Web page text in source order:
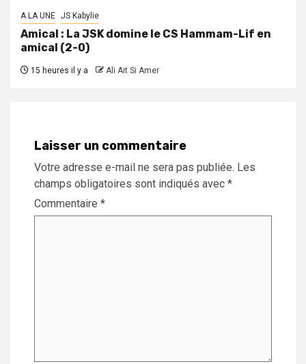
A LA UNE JS Kabylie
Amical : La JSK domine le CS Hammam-Lif en
amical (2-0)
15 heures il y a Ali Ait Si Amer
Laisser un commentaire
Votre adresse e-mail ne sera pas publiée. Les
champs obligatoires sont indiqués avec *
Commentaire *